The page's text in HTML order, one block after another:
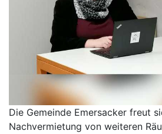
Die Gemeinde Emersacker freut
Nachvermietung von weiteren